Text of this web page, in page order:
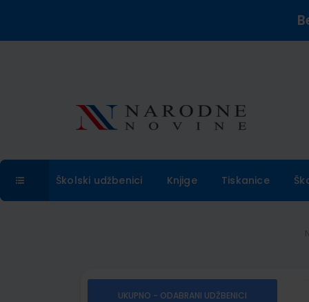
Školski udžbenici Knjige Tiskanice
UKUPNO - ODABRANI UDŽBENICI